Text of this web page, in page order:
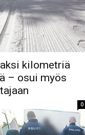
kilometriä
– osui myös
0